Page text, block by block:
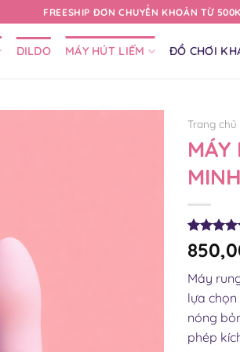
FREESHIP ĐƠN CHUYỂN KHOẢN TỪ
DILDO MÁY HÚT LIẾM ĐỒ CHƠI
Trang chủ
MÁY
4.91 trên
dựa trên
23
Máy
lựa
nóng
phép